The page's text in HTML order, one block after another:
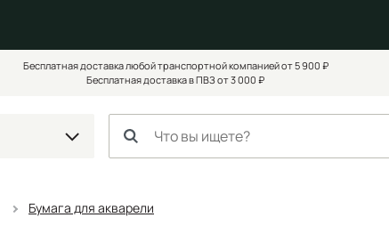
Бесплатная доставка любой транспортной компанией от 5 900 ₽
Бесплатная доставка в ПВЗ от 3 000 ₽
Бумага для акварели